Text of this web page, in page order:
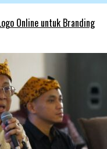
Online untuk Branding